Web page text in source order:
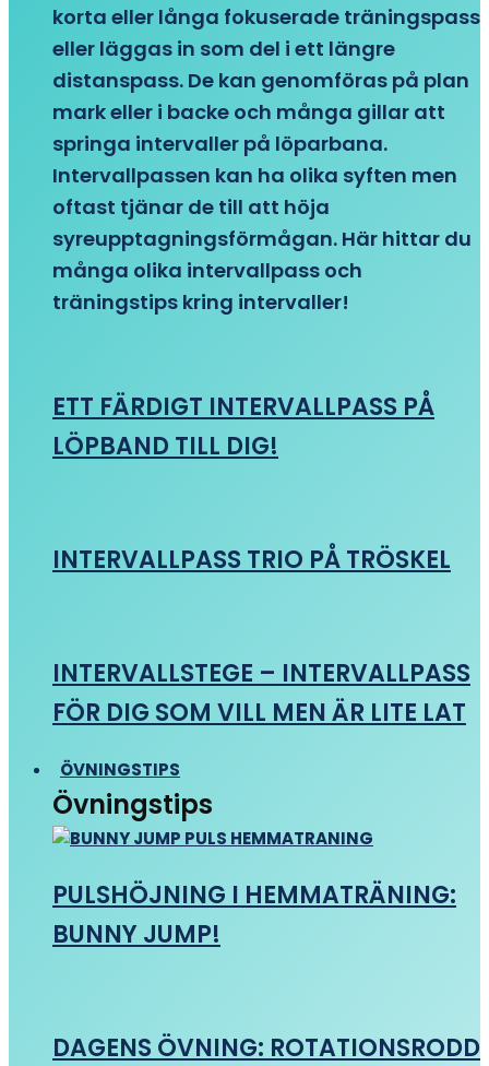
korta eller långa fokuserade träningspass
eller läggas in som del i ett längre
distanspass. De kan genomföras på plan
mark eller i backe och många gillar att
springa intervaller på löparbana.
Intervallpassen kan ha olika syften men
oftast tjänar de till att höja
syreupptagningsförmågan. Här hittar du
många olika intervallpass och
träningstips kring intervaller!
ETT FÄRDIGT INTERVALLPASS PÅ
LÖPBAND TILL DIG!
INTERVALLPASS TRIO PÅ TRÖSKEL
INTERVALLSTEGE – INTERVALLPASS
FÖR DIG SOM VILL MEN ÄR LITE LAT
ÖVNINGSTIPS
Övningstips
PULSHÖJNING I HEMMATRÄNING:
BUNNY JUMP!
DAGENS ÖVNING: ROTATIONSRODD